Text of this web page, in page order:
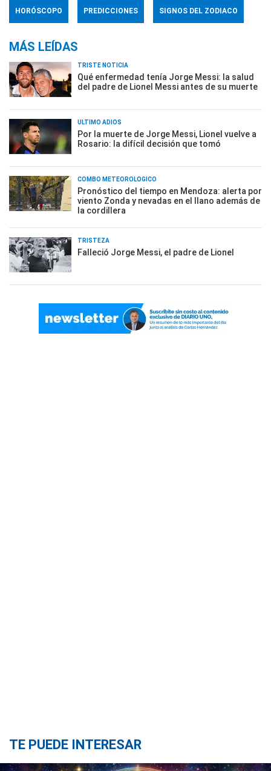
HORÓSCOPO PREDICCIONES SIGNOS DEL ZODIACO
MÁS LEÍDAS
TRISTE NOTICIA
Qué enfermedad tenía Jorge Messi: la salud
del padre de Lionel Messi antes de su muerte
ÚLTIMO ADIÓS
Por la muerte de Jorge Messi, Lionel vuelve a
Rosario: la difícil decisión que tomó
COMBO METEOROLÓGICO
Pronóstico del tiempo en Mendoza: alerta por
viento Zonda y nevadas en el llano además de
la cordillera
TRISTEZA
Falleció Jorge Messi, el padre de Lionel
TE PUEDE INTERESAR